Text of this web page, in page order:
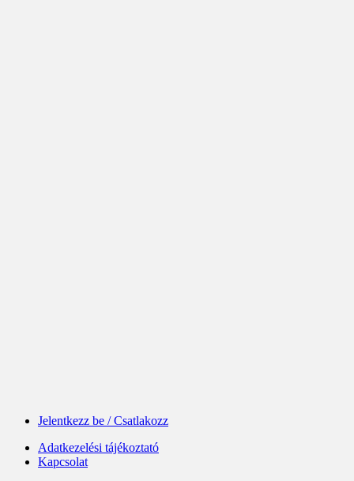
Jelentkezz be / Csatlakozz
Adatkezelési tájékoztató
Kapcsolat